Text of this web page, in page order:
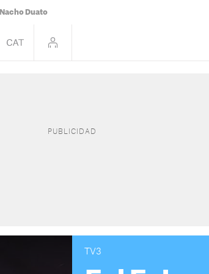
Nacho Duato
TV3